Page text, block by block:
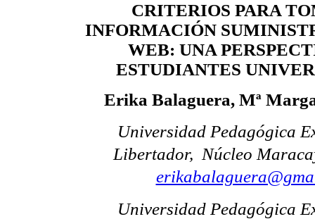
CRITERIOS PARA
INFORMACIÓN
WEB: UNA
ESTUDIANTES
Erika Balaguera, Mª
Universidad Pedagógica
Libertador, Núcleo
Universidad Pedagógica